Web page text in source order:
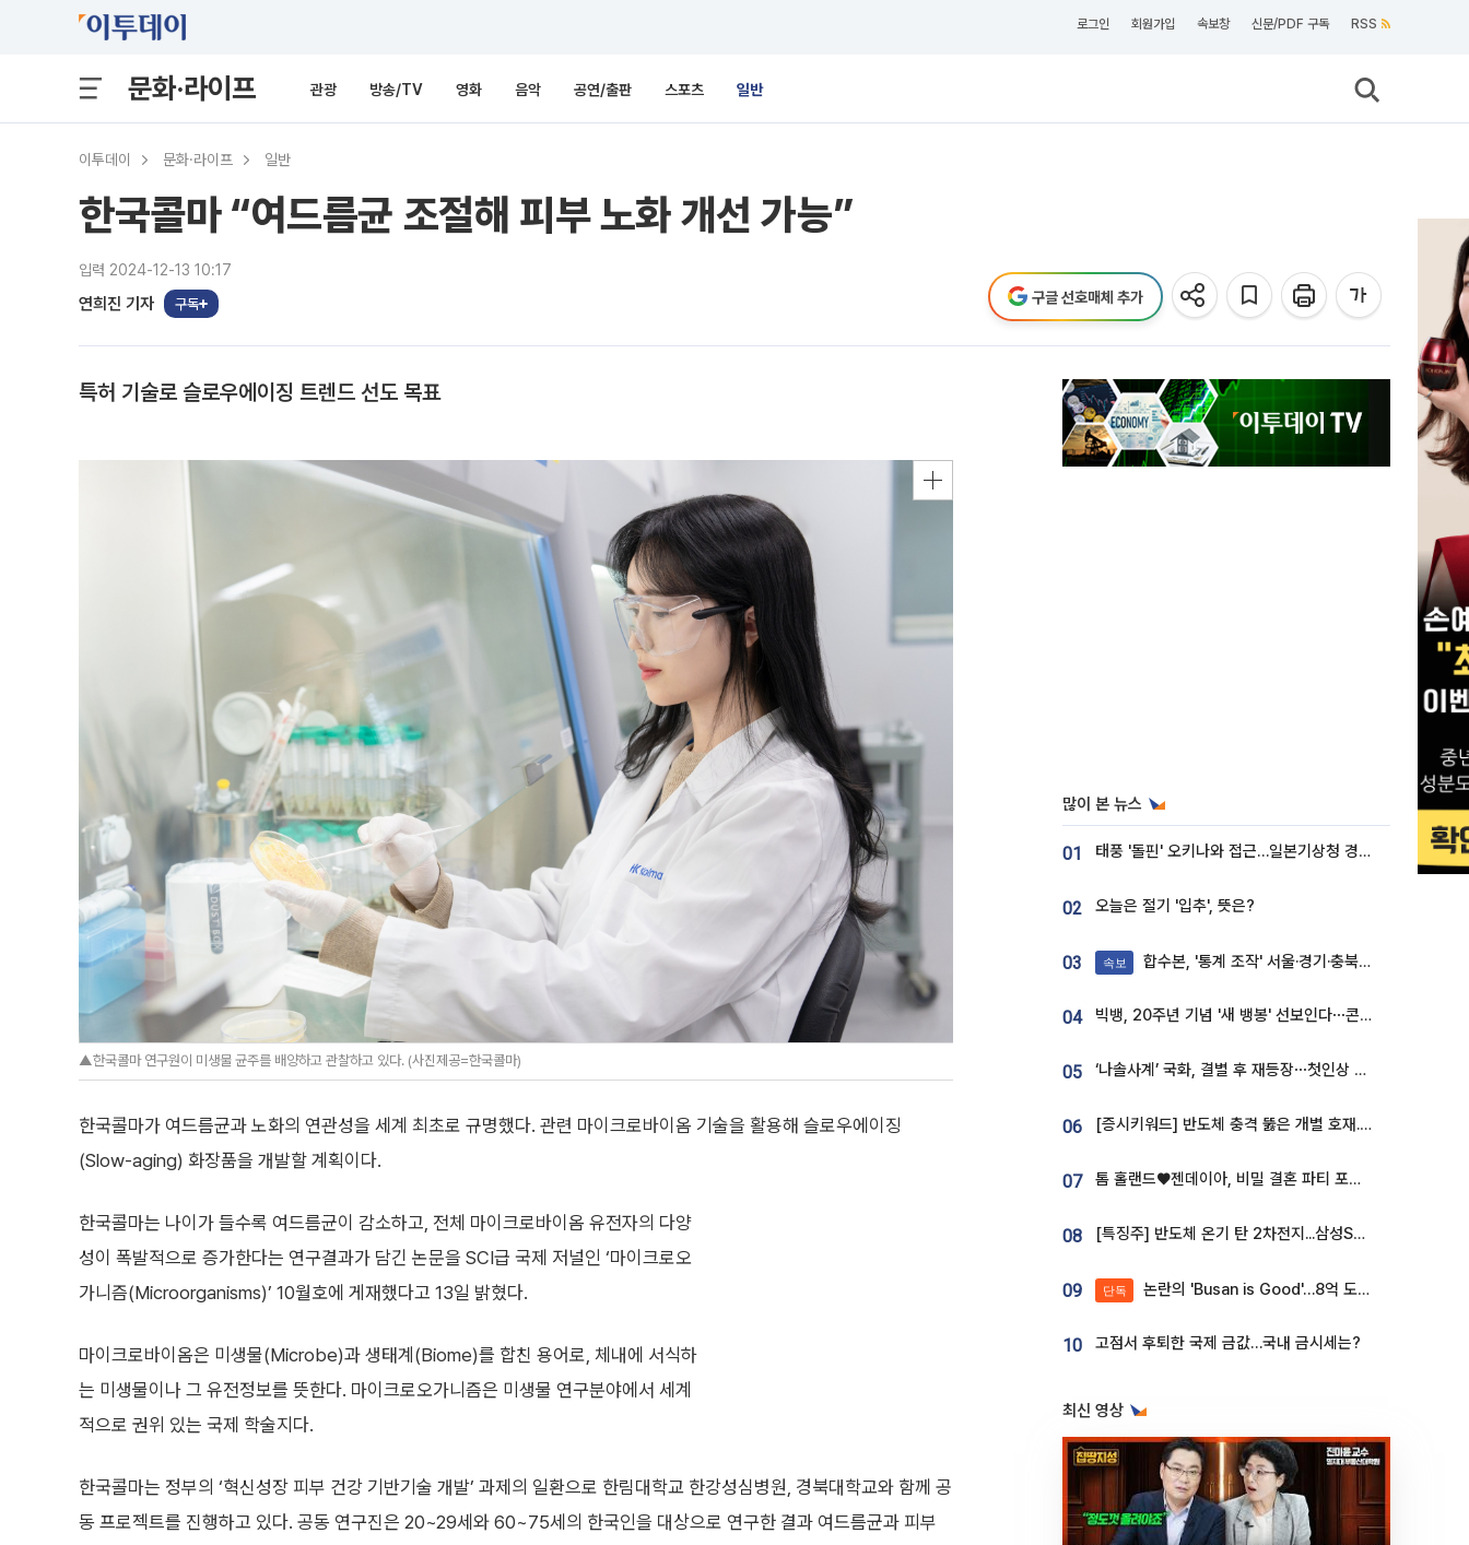
로그인 회원가입 속보창 신문/PDF 구독 RSS
문화·라이프 관광 방송/TV 영화 음악 공연/출판 스포츠 일반
이투데이 문화·라이프 일반
한국콜마 “여드름균 조절해 피부 노화 개선 가능”
입력 2024-12-13 10:17
연희진 기자 구독 구글 선호매체 추가
특허 기술로 슬로우에이징 트렌드 선도 목표
▲한국콜마 연구원이 미생물 균주를 배양하고 관찰하고 있다. (사진제공=한국콜마)
한국콜마가 여드름균과 노화의 연관성을 세계 최초로 규명했다. 관련 마이크로바이옴 기술을 활용해 슬로우에이징
(Slow-aging) 화장품을 개발할 계획이다.
한국콜마는 나이가 들수록 여드름균이 감소하고, 전체 마이크로바이옴 유전자의 다양
성이 폭발적으로 증가한다는 연구결과가 담긴 논문을 SCI급 국제 저널인 ‘마이크로오
가니즘(Microorganisms)’ 10월호에 게재했다고 13일 밝혔다.
마이크로바이옴은 미생물(Microbe)과 생태계(Biome)를 합친 용어로, 체내에 서식하
는 미생물이나 그 유전정보를 뜻한다. 마이크로오가니즘은 미생물 연구분야에서 세계
적으로 권위 있는 국제 학술지다.
한국콜마는 정부의 ‘혁신성장 피부 건강 기반기술 개발’ 과제의 일환으로 한림대학교 한강성심병원, 경북대학교와 함께 공
동 프로젝트를 진행하고 있다. 공동 연구진은 20~29세와 60~75세의 한국인을 대상으로 연구한 결과 여드름균과 피부
많이 본 뉴스
01 태풍 '돌핀' 오키나와 접근…일본기상청 경로 업데이트
02 오늘은 절기 '입추', 뜻은?
03 속보 합수본, '통계 조작' 서울·경기·충북 선관위 등 추가 압수수색
04 빅뱅, 20주년 기념 '새 뱅봉' 선보인다⋯콘서트 앞두고 팝업 개최
05 ‘나솔사계’ 국화, 결별 후 재등장⋯첫인상 투표 휩쓸고 ‘인기녀’ 등극
06 [증시키워드] 반도체 충격 뚫은 개별 호재...포스코퓨처엠·에코프로·한화솔루션 '눈길'
07 톰 홀랜드♥젠데이아, 비밀 결혼 파티 포착⋯호텔 대관비만 9억
08 [특징주] 반도체 온기 탄 2차전지...삼성SDI, 장 초반 7% 넘게 껑충
09 단독 논란의 'Busan is Good'…8억 도시브랜드, 용산 대통령실 CI 업체가 수행
10 고점서 후퇴한 국제 금값…국내 금시세는?
최신 영상